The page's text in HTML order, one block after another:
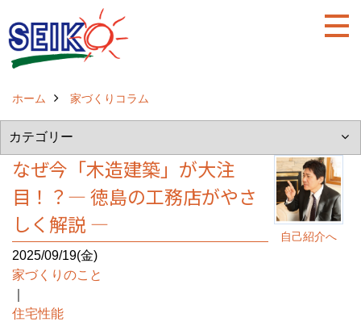
ホーム 家づくりコラム
自己紹介へ
なぜ今「木造建築」が大注
目！？― 徳島の工務店がやさ
しく解説 ―
2025/09/19(金)
家づくりのこと
住宅性能